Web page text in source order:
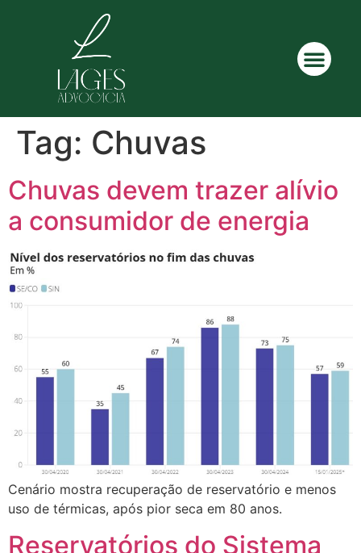
Tag: Chuvas
Chuvas devem trazer alívio
a consumidor de energia
Cenário mostra recuperação de reservatório e menos
uso de térmicas, após pior seca em 80 anos.
Reservatórios do Sistema